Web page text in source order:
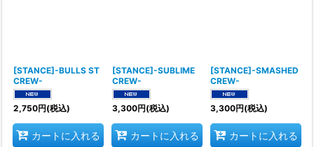
[STANCE]-BULLS ST
CREW-
2,750円(税込)
カートに入れる
[STANCE]-SUBLIME
CREW-
3,300円(税込)
カートに入れる
[STANCE]-SMASHED
CREW-
3,300円(税込)
カートに入れる